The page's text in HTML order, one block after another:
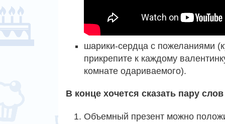
шарики-сердца с пожеланиями
прикрепите к каждому
комнате одариваемого).
В конце хочется сказать пару
Объемный презент можно